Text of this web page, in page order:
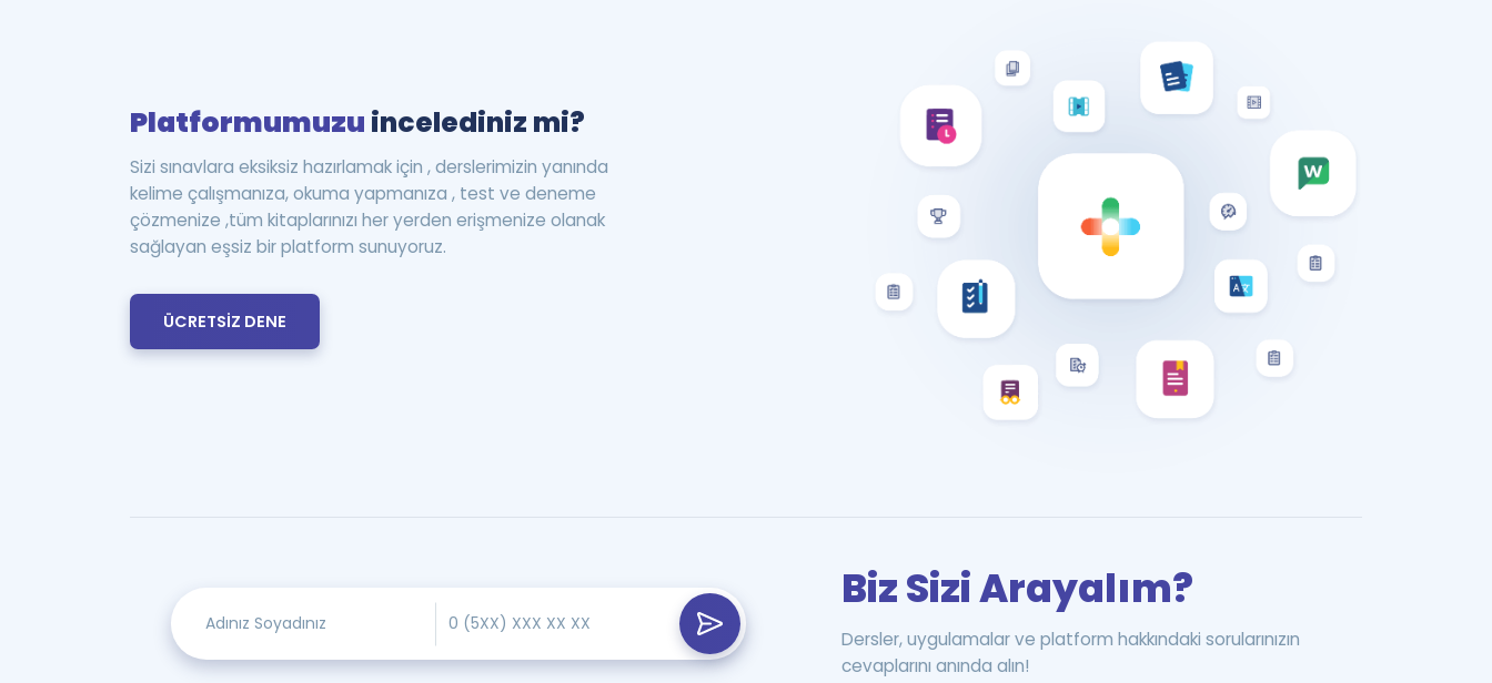
Platformumuzu incelediniz mi?
Sizi sınavlara eksiksiz hazırlamak için , derslerimizin yanında
kelime çalışmanıza, okuma yapmanıza , test ve deneme
çözmenize ,tüm kitaplarınızı her yerden erişmenize olanak
sağlayan eşsiz bir platform sunuyoruz.
ÜCRETSİZ DENE
Biz Sizi Arayalım?
Dersler, uygulamalar ve platform hakkındaki sorularınızın
cevaplarını anında alın!